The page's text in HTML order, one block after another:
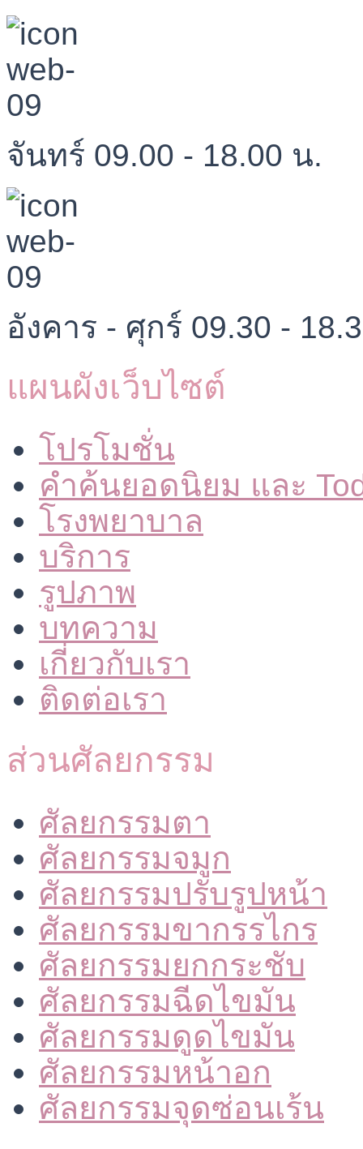
จันทร์ 09.00 - 18.00 น.
อังคาร - ศุกร์ 09.30 -
แผนผังเว็บไซต์
โปรโมชั่น
คำค้นยอดนิยม และ
โรงพยาบาล
บริการ
รูปภาพ
บทความ
เกี่ยวกับเรา
ติดต่อเรา
ส่วนศัลยกรรม
ศัลยกรรมตา
ศัลยกรรมจมูก
ศัลยกรรมปรับรูปหน้า
ศัลยกรรมขากรรไกร
ศัลยกรรมยกกระชับ
ศัลยกรรมฉีดไขมัน
ศัลยกรรมดูดไขมัน
ศัลยกรรมหน้าอก
ศัลยกรรมจุดซ่อนเร้น